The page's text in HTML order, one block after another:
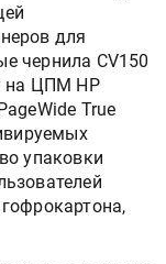
для
чернила CV150
на ЦПМ HP
True
упаковки